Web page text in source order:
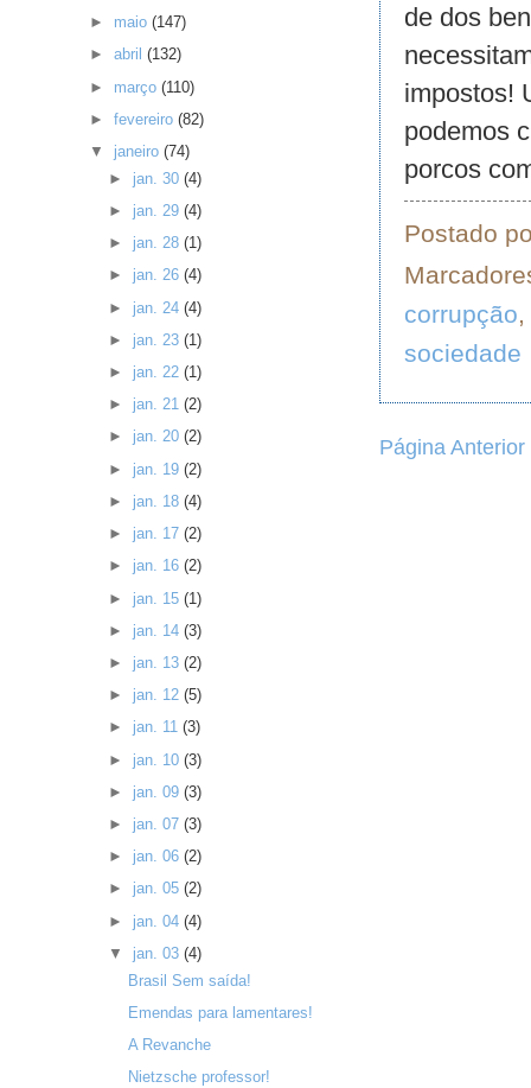
de dos
impostos!
podemos
porcos
Postado
corrupção,
sociedade
Página Anterior
► maio(147)
►abril(132)
► março(110)
►fevereiro(82)
▼ janeiro(74)
► jan. 30 (4)
► jan. 29 (4)
► jan. 28 (1)
► jan. 26 (4)
► jan. 24 (4)
► jan. 23 (1)
► jan. 22 (1)
► jan. 21 (2)
► jan. 20 (2)
► jan. 19 (2)
► jan. 18 (4)
► jan. 17 (2)
► jan. 16 (2)
► jan. 15 (1)
► jan. 14 (3)
► jan. 13 (2)
► jan. 12 (5)
► jan. 11 (3)
► jan. 10 (3)
► jan. 09 (3)
► jan. 07 (3)
► jan. 06 (2)
► jan. 05 (2)
► jan. 04 (4)
▼ jan. 03 (4)
Brasil Sem saída!
Emendas para lamentares!
A Revanche
Nietzsche professor!